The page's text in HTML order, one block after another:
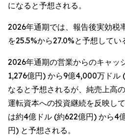
になると予想される。
2026年通期では、報告後実効税
を25.5%から27.0%と予想してい
2026年通期の営業からのキャッ
1,276億円) から9億4,000万ドル
なると予想されるが、純売上高
運転資本への投資継続を反映し
は約4億ドル (約622億円) から4
円) と予想される。